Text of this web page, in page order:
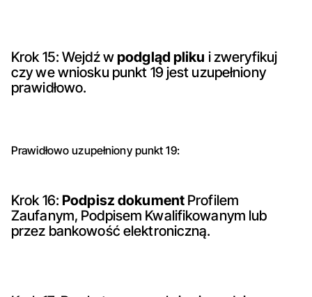
Krok 15: Wejdź wpodgląd pliku i zweryfikuj
czy we wniosku punkt 19 jest uzupełniony
prawidłowo.
Prawidłowo uzupełniony punkt 19:
Krok 16: Podpisz dokument Profilem
Zaufanym, Podpisem Kwalifikowanym lub
przez bankowość elektroniczną.